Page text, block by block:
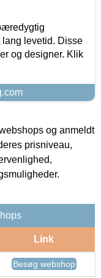
lang levetid. Disse
og designer. Klik
og anmeldt
prisniveau,
Link
Besøg webshop